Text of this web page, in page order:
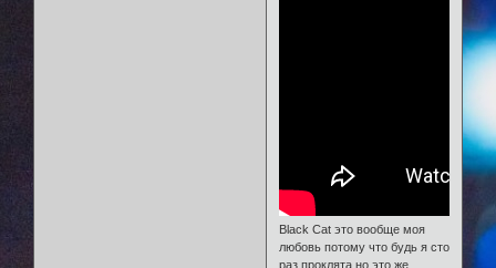
Black Cat это вообще моя
любовь потому что будь я сто
раз проклята но это же